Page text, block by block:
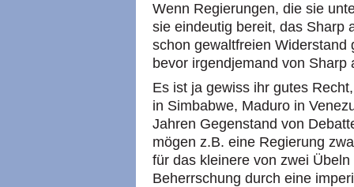
Wenn Regierungen, die sie
sie eindeutig bereit, das Sharp
schon gewaltfreien
bevor irgendjemand von
Es ist ja gewiss ihr gutes
in Simbabwe, Maduro in
Jahren Gegenstand von
mögen z.B. eine Regierung
für das kleinere von zwei
Beherrschung durch eine